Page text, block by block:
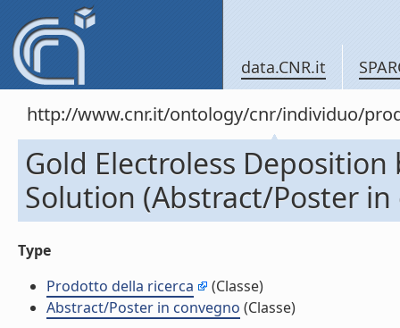
data.CNR.it
http://www.cnr.it/ontology/cnr/individuo/
Gold Electroless
Solution (Abstract/Poster
Type
Prodotto della ricerca
(Classe)
Abstract/Poster in convegno (Classe)